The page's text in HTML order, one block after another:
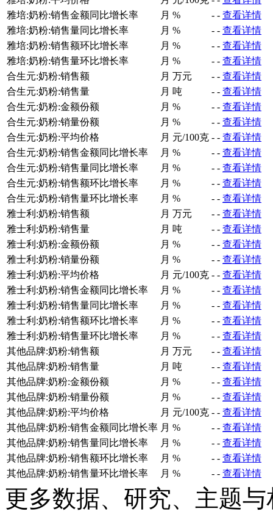
雅培:奶粉:销售金额同比增长率
月 % - - 查看详情
雅培:奶粉:销售量同比增长率
月 % - - 查看详情
雅培:奶粉:销售额环比增长率
月 % - - 查看详情
雅培:奶粉:销售量环比增长率
月 % - - 查看详情
合生元:奶粉:销售额
月 万元 - - 查看详情
合生元:奶粉:销售量
月 吨 - - 查看详情
合生元:奶粉:金额份额
月 % - - 查看详情
合生元:奶粉:销量份额
月 % - - 查看详情
合生元:奶粉:平均价格
月 元/100克 - - 查看详情
合生元:奶粉:销售金额同比增长率
月 % - - 查看详情
合生元:奶粉:销售量同比增长率
月 % - - 查看详情
合生元:奶粉:销售额环比增长率
月 % - - 查看详情
合生元:奶粉:销售量环比增长率
月 % - - 查看详情
雅士利:奶粉:销售额
月 万元 - - 查看详情
雅士利:奶粉:销售量
月 吨 - - 查看详情
雅士利:奶粉:金额份额
月 % - - 查看详情
雅士利:奶粉:销量份额
月 % - - 查看详情
雅士利:奶粉:平均价格
月 元/100克 - - 查看详情
雅士利:奶粉:销售金额同比增长率
月 % - - 查看详情
雅士利:奶粉:销售量同比增长率
月 % - - 查看详情
雅士利:奶粉:销售额环比增长率
月 % - - 查看详情
雅士利:奶粉:销售量环比增长率
月 % - - 查看详情
其他品牌:奶粉:销售额
月 万元 - - 查看详情
其他品牌:奶粉:销售量
月 吨 - - 查看详情
其他品牌:奶粉:金额份额
月 % - - 查看详情
其他品牌:奶粉:销量份额
月 % - - 查看详情
其他品牌:奶粉:平均价格
月 元/100克 - - 查看详情
其他品牌:奶粉:销售金额同比增长率 月 % - - 查看详情
其他品牌:奶粉:销售量同比增长率
月 % - - 查看详情
其他品牌:奶粉:销售额环比增长率
月 % - - 查看详情
其他品牌:奶粉:销售量环比增长率
月 % - - 查看详情
更多数据、研究、主题